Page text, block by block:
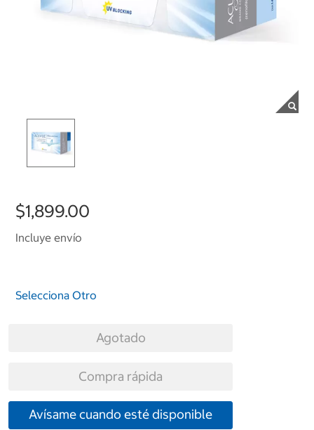
$1,899.00
Incluye envío
Selecciona Otro
Agotado
Compra rápida
Avísame cuando esté disponible